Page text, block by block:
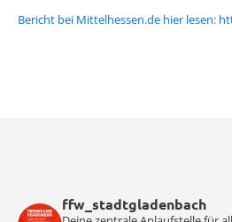
Bericht bei Mittelhessen.de hier lesen:
ffw_stadtgladenbach